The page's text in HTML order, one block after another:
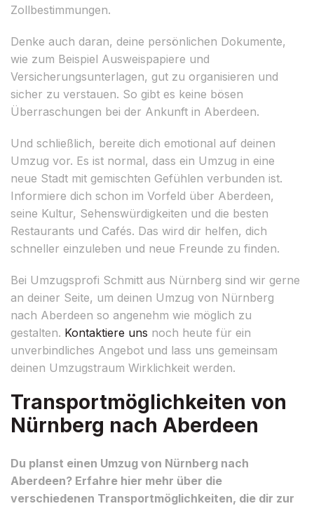
Zollbestimmungen.
Denke auch daran, deine persönlichen Dokumente,
wie zum Beispiel Ausweispapiere und
Versicherungsunterlagen, gut zu organisieren und
sicher zu verstauen. So gibt es keine bösen
Überraschungen bei der Ankunft in Aberdeen.
Und schließlich, bereite dich emotional auf deinen
Umzug vor. Es ist normal, dass ein Umzug in eine
neue Stadt mit gemischten Gefühlen verbunden ist.
Informiere dich schon im Vorfeld über Aberdeen,
seine Kultur, Sehenswürdigkeiten und die besten
Restaurants und Cafés. Das wird dir helfen, dich
schneller einzuleben und neue Freunde zu finden.
Bei Umzugsprofi Schmitt aus Nürnberg sind wir gerne
an deiner Seite, um deinen Umzug von Nürnberg
nach Aberdeen so angenehm wie möglich zu
gestalten. Kontaktiere uns noch heute für ein
unverbindliches Angebot und lass uns gemeinsam
deinen Umzugstraum Wirklichkeit werden.
Transportmöglichkeiten von
Nürnberg nach Aberdeen
Du planst einen Umzug von Nürnberg nach
Aberdeen? Erfahre hier mehr über die
verschiedenen Transportmöglichkeiten, die dir zur